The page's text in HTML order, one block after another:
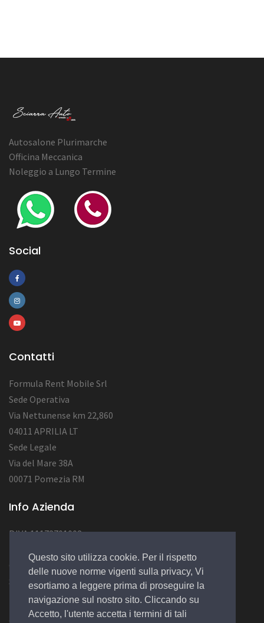
Questo sito utilizza cookie. Per il rispetto
delle nuove norme vigenti sulla privacy, Vi
esortiamo a leggere prima di proseguire la
navigazione sul nostro sito. Cliccando su
Accetto, l'utente accetta i termini di tali
Autosalone Plurimarche
Officina Meccanica
Noleggio a Lungo Termine
Social
Contatti
Formula Rent Mobile Srl
Sede Operativa
Via Nettunense km 22,860
04011 APRILIA LT
Sede Legale
Via del Mare 38A
00071 Pomezia RM
Info Azienda
P.IVA 11172701002
Cap.Soc. : 12.000,00 EURO
Socio Unico
© 2022 Design byEGSoft